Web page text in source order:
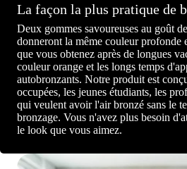
La façon la plus pratique de
Deux gommes savoureuses au goût
donneront la même couleur profonde
que vous obtenez après de longues
couleur orange et les longs temps
autobronzants. Notre produit est
occupées, les jeunes étudiants, les
qui veulent avoir l'air bronzé sans le
bronzage. Vous n'avez plus besoin
le look que vous aimez.